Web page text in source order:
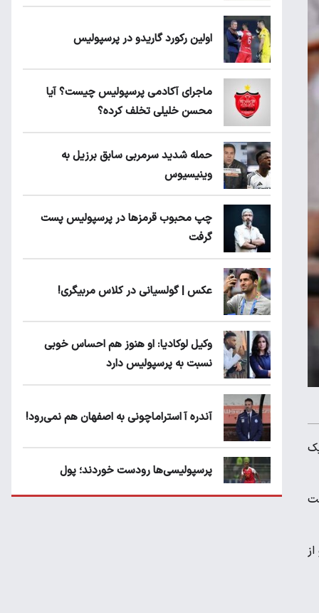
۲۰۲۳ را به دست
اولین رکورد گاریدو در پرسپولیس
ماجرای آکادمی پرسپولیس چیست؟ آیا
محسن خلیلی تخلف کرده؟
حمله شدید سرمربی سابق برزیل به
وینیسیوس
چپ محبوب قرمزها در پرسپولیس پست
گرفت
عکس | گولسیانی در کلاس مربیگری!
وکیل لوکادیا: او هنوز هم احساس خوبی
نسبت به پرسپولیس دارد
آندره آ استراماچونی به اصفهان هم نمی‌رود!
پرسپولیسی‌ها رودست خوردند؛ پول